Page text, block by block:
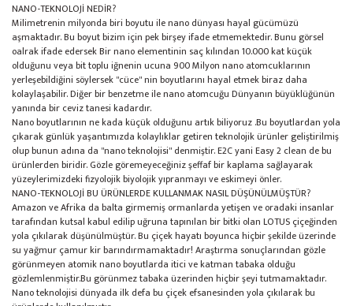
NANO-TEKNOLOJİ NEDİR?
Milimetrenin milyonda biri boyutu ile nano dünyası hayal gücümüzü
aşmaktadır. Bu boyut bizim için pek birşey ifade etmemektedir. Bunu görsel
oalrak ifade edersek Bir nano elementinin saç kılından 10.000 kat küçük
olduğunu veya bit toplu iğnenin ucuna 900 Milyon nano atomcuklarının
yerleşebildiğini söylersek ''cüce'' nin boyutlarını hayal etmek biraz daha
kolaylaşabilir. Diğer bir benzetme ile nano atomcuğu Dünyanın büyüklüğünün
yanında bir ceviz tanesi kadardır.
Nano boyutlarının ne kada küçük olduğunu artık biliyoruz .Bu boyutlardan yola
çıkarak günlük yaşantımızda kolaylıklar getiren teknolojik ürünler geliştirilmiş
olup bunun adına da ''nano teknolojisi'' denmiştir. E2C yani Easy 2 clean de bu
ürünlerden biridir. Gözle göremeyeceğiniz şeffaf bir kaplama sağlayarak
yüzeylerimizdeki fizyolojik biyolojik yıpranmayı ve eskimeyi önler.
NANO-TEKNOLOJİ BU ÜRÜNLERDE KULLANMAK NASIL DÜŞÜNÜLMÜŞTÜR?
Amazon ve Afrika da balta girmemiş ormanlarda yetişen ve oradaki insanlar
tarafından kutsal kabul edilip uğruna tapınılan bir bitki olan LOTUS çiçeğinden
yola çıkılarak düşünülmüştür. Bu çiçek hayatı boyunca hiçbir şekilde üzerinde
su yağmur çamur kir barındırmamaktadır! Araştırma sonuçlarından gözle
görünmeyen atomik nano boyutlarda itici ve katman tabaka olduğu
gözlemlenmiştir.Bu görünmez tabaka üzerinden hiçbir şeyi tutmamaktadır.
Nano teknolojisi dünyada ilk defa bu çiçek efsanesinden yola çıkılarak bu